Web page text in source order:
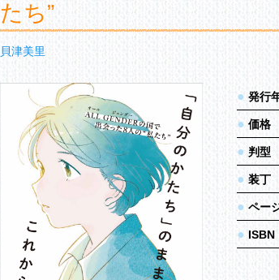
たち”
貝津美里
● 発行
● 価格
● 判型
● 装丁
● ペー
● ISBN